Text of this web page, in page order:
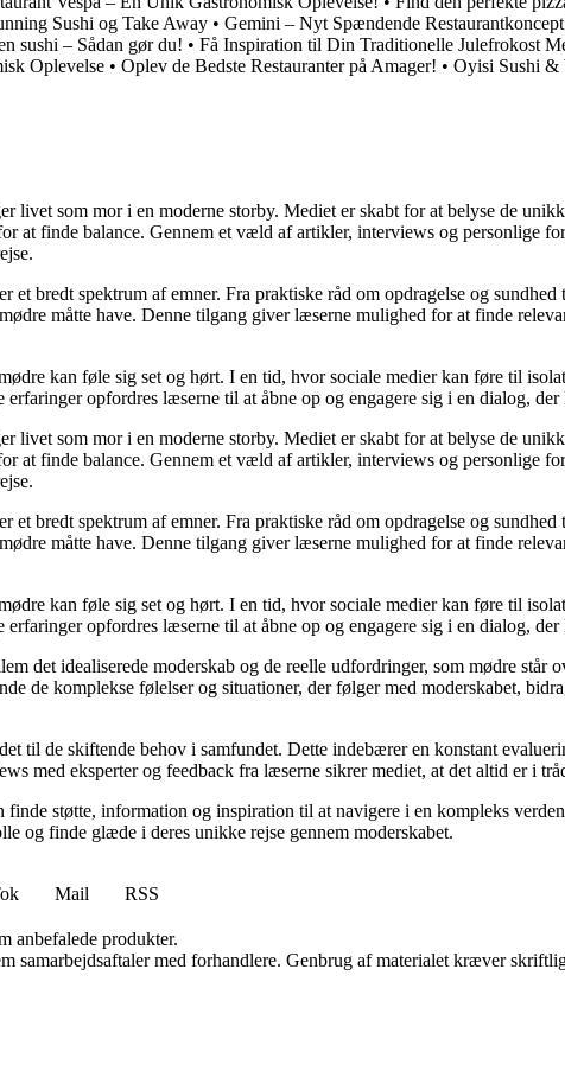
Sushi og Take Away • Gemini – Nyt Spændende
sushi – Sådan gør du! • Få Inspiration til Din Traditionelle Julefrokost
Oplevelse • Oplev de Bedste Restauranter på Amager! • Oyisi Sushi &
livet som mor i en moderne storby. Mediet er skabt for at belyse de
at finde balance. Gennem et væld af artikler, interviews og personlige
bredt spektrum af emner. Fra praktiske råd om opdragelse og
måtte have. Denne tilgang giver læserne mulighed for at finde
kan føle sig set og hørt. I en tid, hvor sociale medier kan føre til
opfordres læserne til at åbne op og engagere sig i en dialog, der
livet som mor i en moderne storby. Mediet er skabt for at belyse de
at finde balance. Gennem et væld af artikler, interviews og personlige
bredt spektrum af emner. Fra praktiske råd om opdragelse og
måtte have. Denne tilgang giver læserne mulighed for at finde
kan føle sig set og hørt. I en tid, hvor sociale medier kan føre til
opfordres læserne til at åbne op og engagere sig i en dialog, der
det idealiserede moderskab og de reelle udfordringer, som mødre står
de komplekse følelser og situationer, der følger med moderskabet,
til de skiftende behov i samfundet. Dette indebærer en konstant
med eksperter og feedback fra læserne sikrer mediet, at det altid er i
støtte, information og inspiration til at navigere i en kompleks
og finde glæde i deres unikke rejse gennem moderskabet.
Mail
RSS
anbefalede produkter.
med forhandlere. Genbrug af materialet kræver